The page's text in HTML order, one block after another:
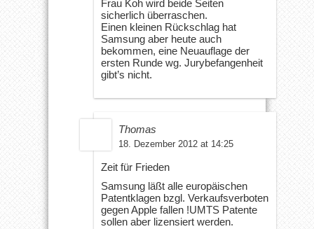
Frau Koh wird beide Seiten
sicherlich überraschen.
Einen kleinen Rückschlag hat
Samsung aber heute auch
bekommen, eine Neuauflage der
ersten Runde wg. Jurybefangenheit
gibt’s nicht.
Thomas
18. Dezember 2012 at 14:25
Zeit für Frieden
Samsung läßt alle europäischen
Patentklagen bzgl. Verkaufsverboten
gegen Apple fallen !UMTS Patente
sollen aber lizensiert werden.